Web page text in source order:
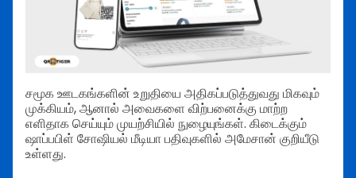
சமூக ஊடகங்களின் உறுதியை அதிகப்படுத்துவது மிகவும்
முக்கியம், ஆனால் அவைகளை விற்பனைக்கு மாற்ற
எளிதாக செய்யும் முயற்சியில் நுழையுங்கள். கிடைக்கும்
ஷாப்பபிள் சோஷியல் மீடியா பதிவுகளில் அமேசான் குறியீடு
உள்ளது.